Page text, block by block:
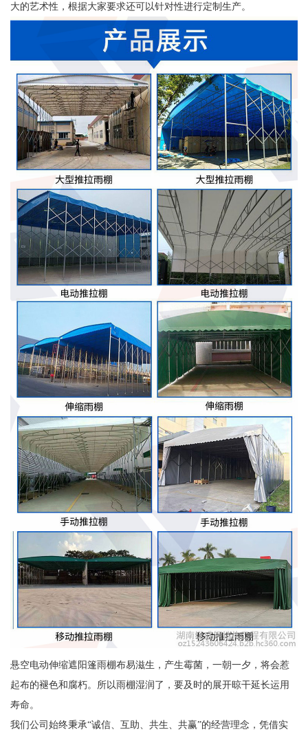
大的艺术性，根据大家要求还可以针对性进行定制生产。
悬空电动伸缩遮阳篷雨棚布易滋生，产生霉菌，一朝一夕，将会惹
起布的褪色和腐朽。所以雨棚湿润了，要及时的展开晾干延长运用
寿命。
我们公司始终秉承“诚信、互助、共生、共赢”的经营理念，凭借实